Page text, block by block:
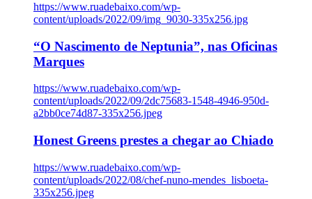
https://www.ruadebaixo.com/wp-
content/uploads/2022/09/img_9030-335x256.jpg
“O Nascimento de Neptunia”, nas Oficinas
Marques
https://www.ruadebaixo.com/wp-
content/uploads/2022/09/2dc75683-1548-4946-950d-
a2bb0ce74d87-335x256.jpeg
Honest Greens prestes a chegar ao Chiado
https://www.ruadebaixo.com/wp-
content/uploads/2022/08/chef-nuno-mendes_lisboeta-
335x256.jpeg